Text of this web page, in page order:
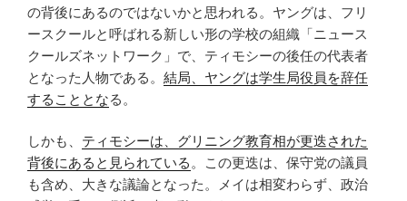
の背後にあるのではないかと思われる。ヤングは、フリ
ースクールと呼ばれる新しい形の学校の組織「ニュース
クールズネットワーク」で、ティモシーの後任の代表者
となった人物である。 結局、ヤングは学生局役員を辞任
することとなる。
しかも、 ティモシーは、グリニング教育相が更迭された
背後にあると見られている。この更迭は、保守党の議員
も含め、大きな議論となった。メイは相変わらず、政治